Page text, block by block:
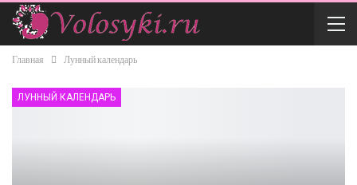
Главная Лунный календарь
ЛУННЫЙ КАЛЕНДАРЬ